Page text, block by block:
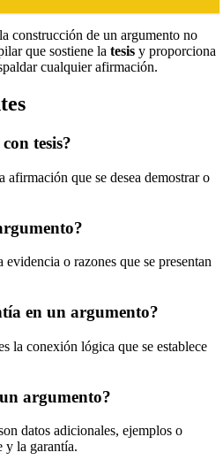
construcción de un argumento no
que sostiene la tesis y proporciona
cualquier afirmación.
tesis?
afirmación que se desea demostrar o
o razones que se presentan
en un argumento?
la conexión lógica que se establece
argumento?
datos adicionales, ejemplos o
y la garantía.